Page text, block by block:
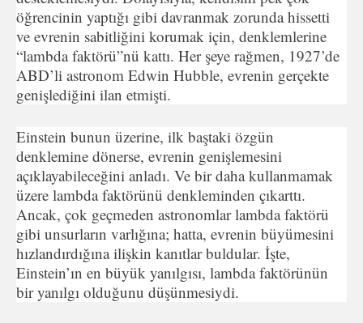
öğrencinin yaptığı gibi davranmak zorunda hissetti
ve evrenin sabitliğini korumak için, denklemlerine
“lambda faktörü”nü kattı. Her şeye rağmen, 1927’de
ABD’li astronom Edwin Hubble, evrenin gerçekte
genişlediğini ilan etmişti.
Einstein bunun üzerine, ilk baştaki özgün
denklemine dönerse, evrenin genişlemesini
açıklayabileceğini anladı. Ve bir daha kullanmamak
üzere lambda faktörünü denkleminden çıkarttı.
Ancak, çok geçmeden astronomlar lambda faktörü
gibi unsurların varlığına; hatta, evrenin büyümesini
hızlandırdığına ilişkin kanıtlar buldular. İşte,
Einstein’ın en büyük yanılgısı, lambda faktörünün
bir yanılgı olduğunu düşünmesiydi.